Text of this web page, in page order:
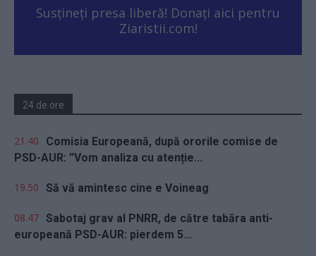
Susțineți presa liberă! Donați aici pentru
Ziaristii.com!
24 de ore
21.40
Comisia Europeană, după ororile comise de
PSD-AUR: ”Vom analiza cu atenție...
19.50 Să vă amintesc cine e Voineag
08.47 Sabotaj grav al PNRR, de către tabăra anti-
europeană PSD-AUR: pierdem 5...